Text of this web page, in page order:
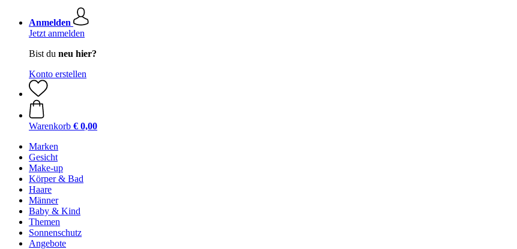
Anmelden
Jetzt anmelden
Bist du neu hier?
Konto erstellen
Warenkorb € 0,00
Marken
Gesicht
Make-up
Körper & Bad
Haare
Männer
Baby & Kind
Themen
Sonnenschutz
Angebote